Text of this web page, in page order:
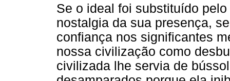
Se o ideal foi substituído
nostalgia da sua presença,
confiança nos significantes
nossa civilização como
civilizada lhe servia de